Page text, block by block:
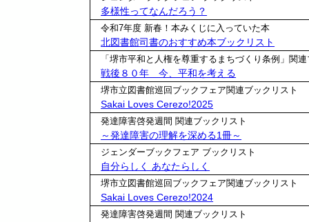
多様性ってなんだろう？
令和7年度 新春！本みくじに入っていた本
北図書館司書のおすすめ本ブックリスト
「堺市平和と人権を尊重するまちづくり条例」関
戦後８０年 今、平和を考える
堺市立図書館巡回ブックフェア関連ブックリスト
Sakai Loves Cerezo!2025
発達障害啓発週間 関連ブックリスト
～発達障害の理解を深める1冊～
ジェンダーブックフェア ブックリスト
自分らしく あなたらしく
堺市立図書館巡回ブックフェア関連ブックリスト
Sakai Loves Cerezo!2024
発達障害啓発週間 関連ブックリスト